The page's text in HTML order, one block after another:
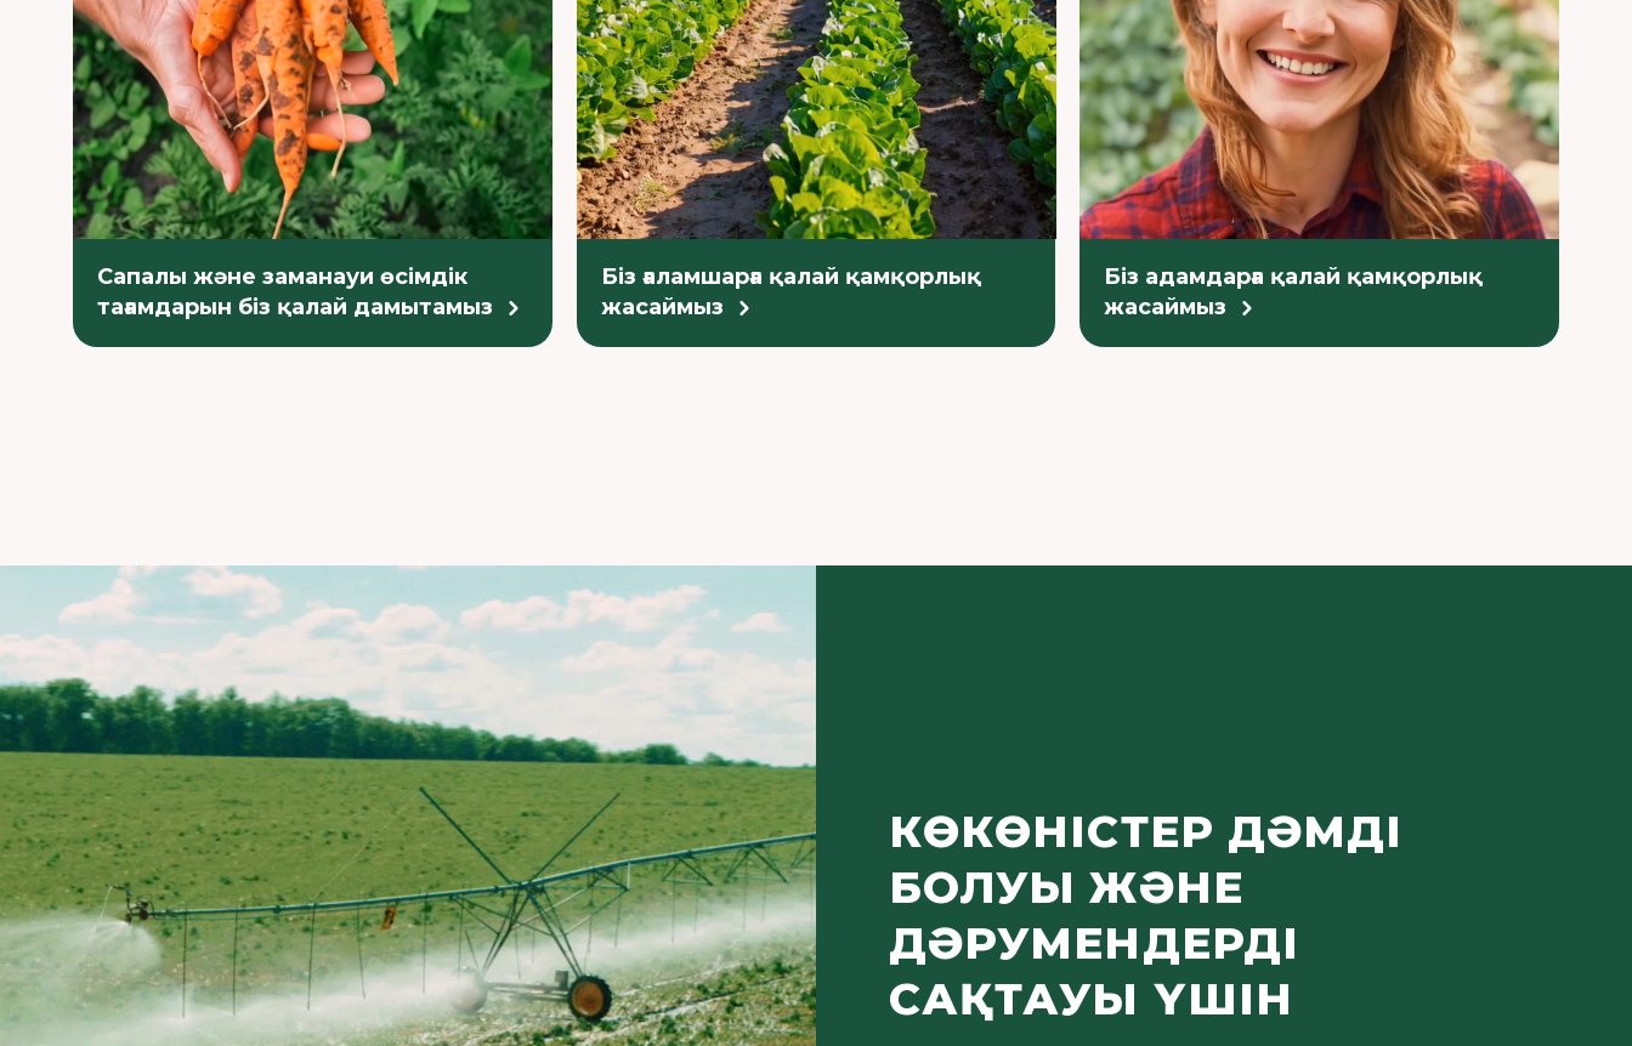
Сапалы және заманауи өсімдік
тағамдарын біз қалай дамытамыз
Біз ғаламшарға қалай қамқорлық
жасаймыз
Біз адамдарға қалай қамқорлық
жасаймыз
КӨКӨНІСТЕР ДӘМДІ
БОЛУЫ ЖӘНЕ
ДӘРУМЕНДЕРДІ
САҚТАУЫ ҮШІН